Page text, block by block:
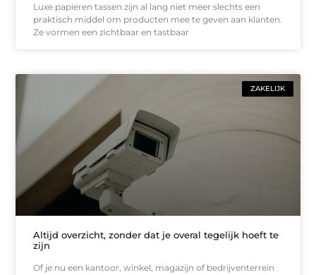
Luxe papieren tassen zijn al lang niet meer slechts een
praktisch middel om producten mee te geven aan klanten.
Ze vormen een zichtbaar en tastbaar
ZAKELIJK
Altijd overzicht, zonder dat je overal tegelijk hoeft te
zijn
Of je nu een kantoor, winkel, magazijn of bedrijventerrein